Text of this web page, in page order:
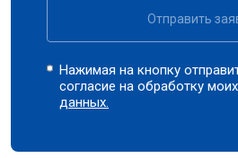
Отправить
Нажимая на кнопку
согласие на обработку
данных.